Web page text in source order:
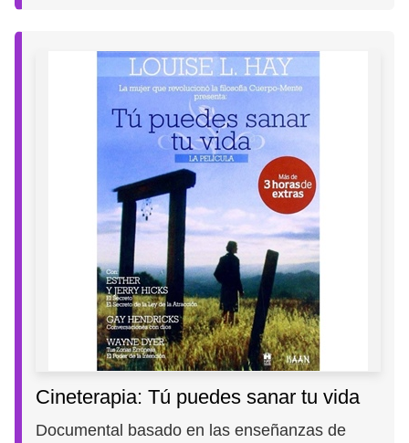
Cineterapia: Tú puedes sanar tu vida
Documental basado en las enseñanzas de